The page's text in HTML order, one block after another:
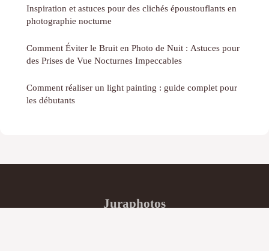
Inspiration et astuces pour des clichés époustouflants en
photographie nocturne
Comment Éviter le Bruit en Photo de Nuit : Astuces pour
des Prises de Vue Nocturnes Impeccables
Comment réaliser un light painting : guide complet pour
les débutants
Juraphotos